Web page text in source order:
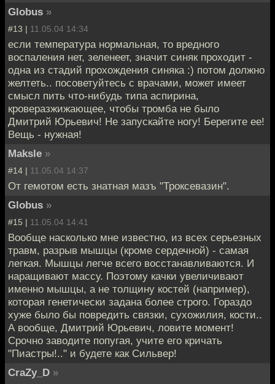
Globus »
#13 | 11.05.04 14:34
если температура нормальная, то вредного
воспаления нет, зеленеет, значит синяк проходит -
одна из стадий прохождения синяка :) потом должно
желтеть.. посоветуйтесь с врачами, может имеет
смысл пить что-нибудь типа аспирина,
кроверазжижающее, чтобы тромба не было
Дмитрий Юрьевич! Не запускайте ногу! Берегите ее!
Вещь - нужная!
Maksle »
#14 | 11.05.04 14:37
От гемотом есть знатная мазъ "Троксевазин".
Globus »
#15 | 11.05.04 14:41
Вообще насколько мне известно, из всех серьезных
травм, разрыв мышцы (кроме сердечной) - самая
легкая. Мышцы легче всего восстанавливаются. И
наращивают массу. Поэтому качки увеличивают
именно мышцы, а не толщину костей (например),
которая генетически задана более строго. Гораздо
хуже было бы повредить связки, сухожилия, кости..
А вообще, Дмитрий Юрьевич, ловите момент!
Срочно заводите попугая, учите его кричать
"Пиастры!.." и будете как Сильвер!
CraZy_D »